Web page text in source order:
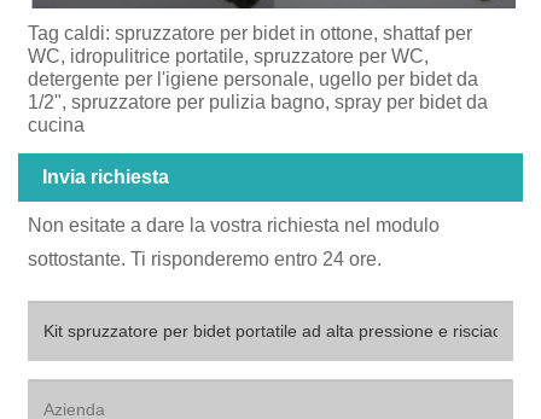
Tag caldi: spruzzatore per bidet in ottone, shattaf per
WC, idropulitrice portatile, spruzzatore per WC,
detergente per l'igiene personale, ugello per bidet da
1/2", spruzzatore per pulizia bagno, spray per bidet da
cucina
Invia richiesta
Non esitate a dare la vostra richiesta nel modulo
sottostante. Ti risponderemo entro 24 ore.